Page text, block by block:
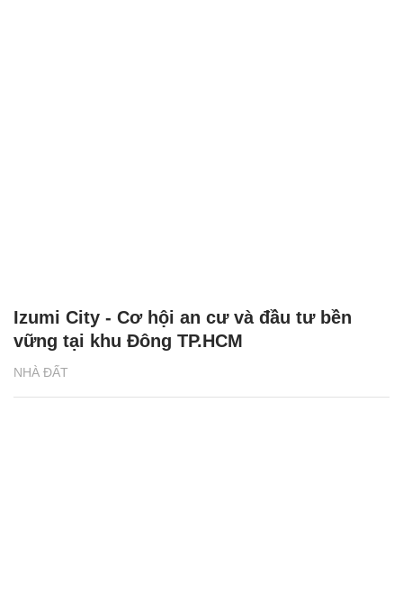
NHÀ ĐẤT
Izumi City - Cơ hội an cư và đầu tư bền
vững tại khu Đông TP.HCM